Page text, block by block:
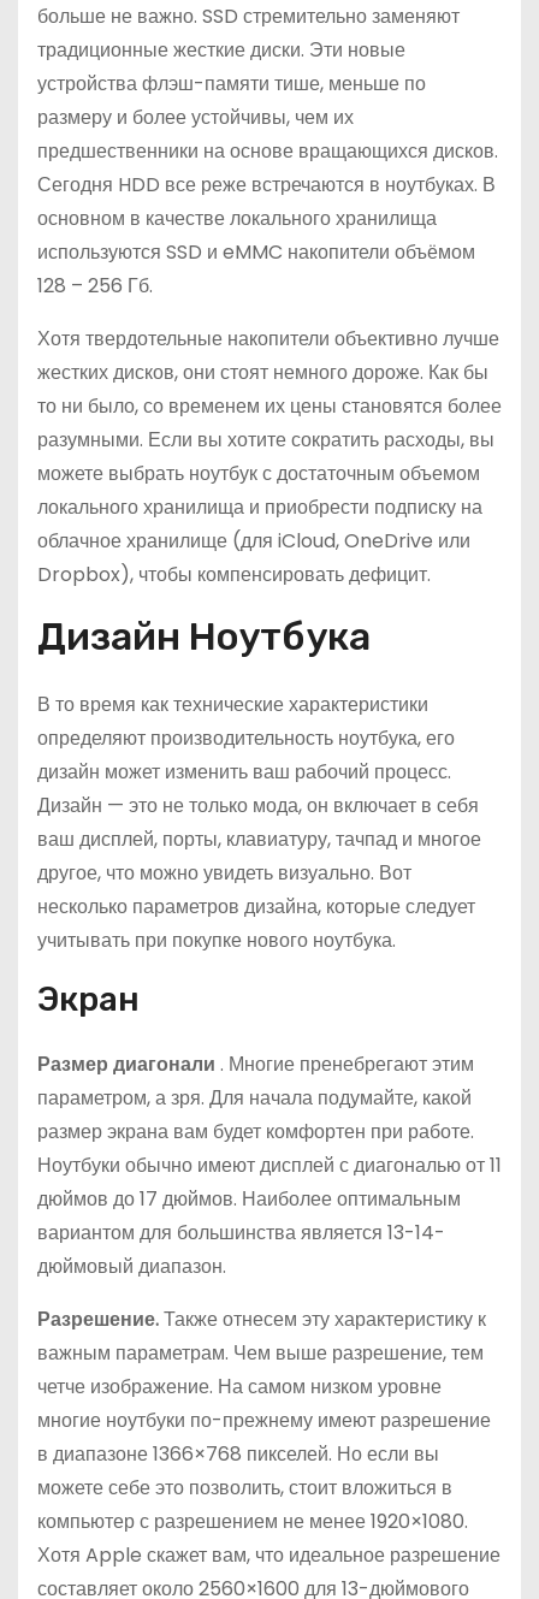
больше не важно. SSD стремительно заменяют
традиционные жесткие диски. Эти новые
устройства флэш-памяти тише, меньше по
размеру и более устойчивы, чем их
предшественники на основе вращающихся дисков.
Сегодня HDD все реже встречаются в ноутбуках. В
основном в качестве локального хранилища
используются SSD и eMMC накопители объёмом
128 – 256 Гб.
Хотя твердотельные накопители объективно лучше
жестких дисков, они стоят немного дороже. Как бы
то ни было, со временем их цены становятся более
разумными. Если вы хотите сократить расходы, вы
можете выбрать ноутбук с достаточным объемом
локального хранилища и приобрести подписку на
облачное хранилище (для iCloud, OneDrive или
Dropbox), чтобы компенсировать дефицит.
Дизайн Ноутбука
В то время как технические характеристики
определяют производительность ноутбука, его
дизайн может изменить ваш рабочий процесс.
Дизайн — это не только мода, он включает в себя
ваш дисплей, порты, клавиатуру, тачпад и многое
другое, что можно увидеть визуально. Вот
несколько параметров дизайна, которые следует
учитывать при покупке нового ноутбука.
Экран
Размер диагонали . Многие пренебрегают этим
параметром, а зря. Для начала подумайте, какой
размер экрана вам будет комфортен при работе.
Ноутбуки обычно имеют дисплей с диагональю от 11
дюймов до 17 дюймов. Наиболее оптимальным
вариантом для большинства является 13-14-
дюймовый диапазон.
Разрешение.Также отнесем эту характеристику к
важным параметрам. Чем выше разрешение, тем
четче изображение. На самом низком уровне
многие ноутбуки по-прежнему имеют разрешение
в диапазоне 1366×768 пикселей. Но если вы
можете себе это позволить, стоит вложиться в
компьютер с разрешением не менее 1920×1080.
Хотя Apple скажет вам, что идеальное разрешение
составляет около 2560×1600 для 13-дюймового